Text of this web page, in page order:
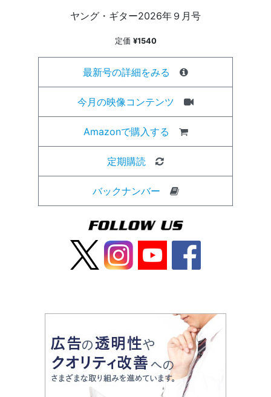
ヤング・ギター2026年９月号
定価 ¥1540
最新号の詳細をみる
今月の映像コンテンツ
Amazonで購入する
定期購読
バックナンバー